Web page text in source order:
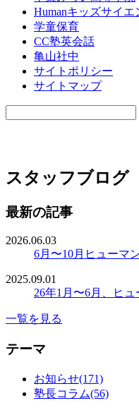
Humanキッズサイエ
学童保育
CC塾英会話
亀山社中
サイトポリシー
サイトマップ
スタッフブログ
最新の記事
2026.06.03
6月〜10月ヒューマ
2025.09.01
26年1月〜6月、ヒ
一覧を見る
テーマ
お知らせ(171)
塾長コラム(56)